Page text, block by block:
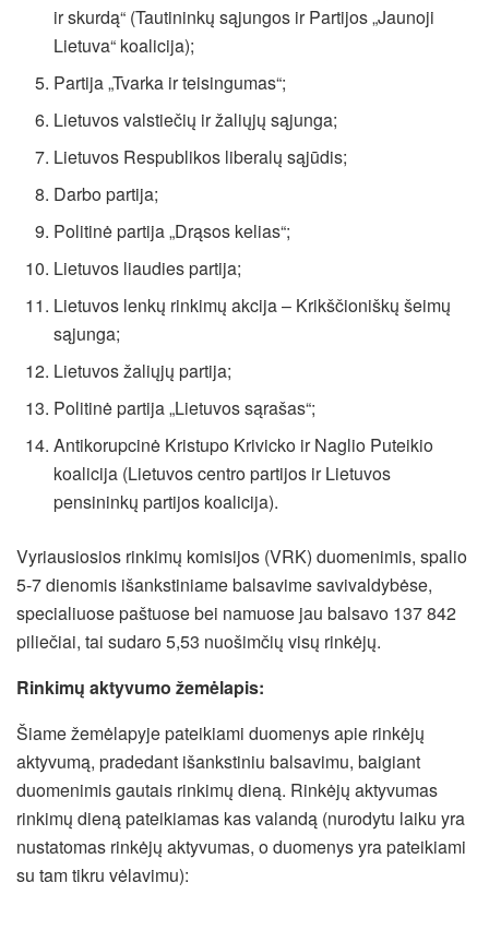
ir skurdą“ (Tautininkų sąjungos ir Partijos „Jaunoji
Lietuva“ koalicija);
Partija „Tvarka ir teisingumas“;
Lietuvos valstiečių ir žaliųjų sąjunga;
Lietuvos Respublikos liberalų sąjūdis;
Darbo partija;
Politinė partija „Drąsos kelias“;
Lietuvos liaudies partija;
Lietuvos lenkų rinkimų akcija – Krikščioniškų šeimų
sąjunga;
Lietuvos žaliųjų partija;
Politinė partija „Lietuvos sąrašas“;
Antikorupcinė Kristupo Krivicko ir Naglio Puteikio
koalicija (Lietuvos centro partijos ir Lietuvos
pensininkų partijos koalicija).
Vyriausiosios rinkimų komisijos (VRK) duomenimis, spalio
5-7 dienomis išankstiniame balsavime savivaldybėse,
specialiuose paštuose bei namuose jau balsavo 137 842
piliečiai, tai sudaro 5,53 nuošimčių visų rinkėjų.
Rinkimų aktyvumo žemėlapis:
Šiame žemėlapyje pateikiami duomenys apie rinkėjų
aktyvumą, pradedant išankstiniu balsavimu, baigiant
duomenimis gautais rinkimų dieną. Rinkėjų aktyvumas
rinkimų dieną pateikiamas kas valandą (nurodytu laiku yra
nustatomas rinkėjų aktyvumas, o duomenys yra pateikiami
su tam tikru vėlavimu):